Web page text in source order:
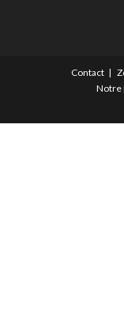
Contact
Notre